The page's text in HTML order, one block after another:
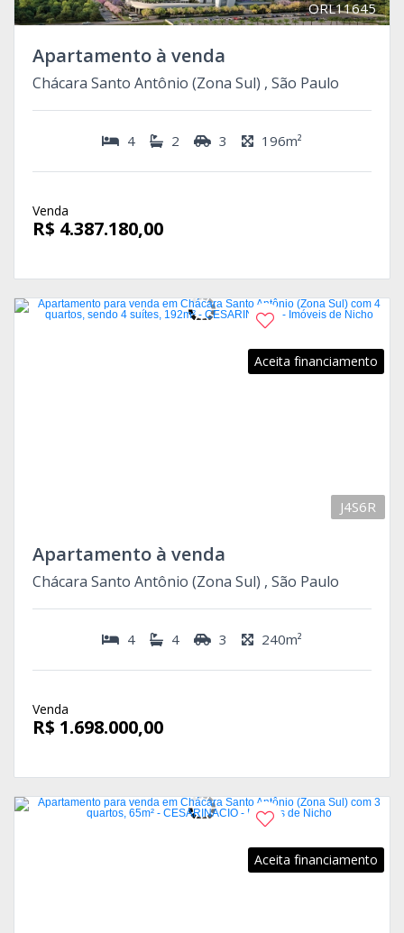
ORL11645
Apartamento à venda
Chácara Santo Antônio (Zona Sul) , São Paulo
4 2 3 196m²
Venda
R$ 4.387.180,00
Aceita financiamento
J4S6R
Apartamento à venda
Chácara Santo Antônio (Zona Sul) , São Paulo
4 4 3 240m²
Venda
R$ 1.698.000,00
Aceita financiamento